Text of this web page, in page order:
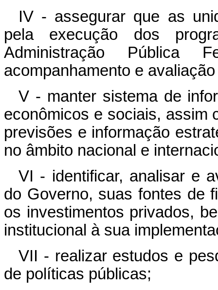
IV - assegurar que as
pela execução dos
Administração Pública
acompanhamento e
V - manter sistema de
econômicos e sociais, assim
previsões e informação
no âmbito nacional e
VI - identificar, analisar e
do Governo, suas fontes de
os investimentos privados,
institucional à sua
VII - realizar estudos e
de políticas públicas;